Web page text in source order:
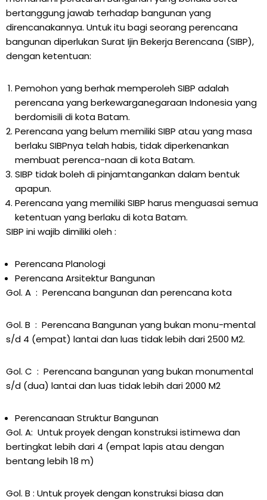
bertanggung jawab terhadap bangunan yang
direncanakannya. Untuk itu bagi seorang perencana
bangunan diperlukan Surat Ijin Bekerja Berencana (SIBP),
dengan ketentuan:
Pemohon yang berhak memperoleh SIBP adalah
perencana yang berkewarganegaraan Indonesia yang
berdomisili di kota Batam.
Perencana yang belum memiliki SIBP atau yang masa
berlaku SIBPnya telah habis, tidak diperkenankan
membuat perenca-naan di kota Batam.
SIBP tidak boleh di pinjamtangankan dalam bentuk
apapun.
Perencana yang memiliki SIBP harus menguasai semua
ketentuan yang berlaku di kota Batam.
SIBP ini wajib dimiliki oleh :
Perencana Planologi
Perencana Arsitektur Bangunan
Gol. A : Perencana bangunan dan perencana kota
Gol. B : Perencana Bangunan yang bukan monu-mental
s/d 4 (empat) lantai dan luas tidak lebih dari 2500 M2.
Gol. C : Perencana bangunan yang bukan monumental
s/d (dua) lantai dan luas tidak lebih dari 2000 M2
Perencanaan Struktur Bangunan
Gol. A: Untuk proyek dengan konstruksi istimewa dan
bertingkat lebih dari 4 (empat lapis atau dengan
bentang lebih 18 m)
Gol. B : Untuk proyek dengan konstruksi biasa dan